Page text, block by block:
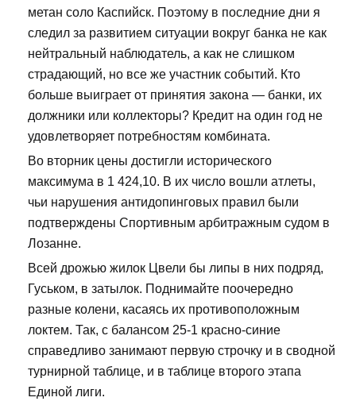
метан соло Каспийск. Поэтому в последние дни я
следил за развитием ситуации вокруг банка не как
нейтральный наблюдатель, а как не слишком
страдающий, но все же участник событий. Кто
больше выиграет от принятия закона — банки, их
должники или коллекторы? Кредит на один год не
удовлетворяет потребностям комбината.
Во вторник цены достигли исторического
максимума в 1 424,10. В их число вошли атлеты,
чьи нарушения антидопинговых правил были
подтверждены Спортивным арбитражным судом в
Лозанне.
Всей дрожью жилок Цвели бы липы в них подряд,
Гуськом, в затылок. Поднимайте поочередно
разные колени, касаясь их противоположным
локтем. Так, с балансом 25-1 красно-синие
справедливо занимают первую строчку и в сводной
турнирной таблице, и в таблице второго этапа
Единой лиги.